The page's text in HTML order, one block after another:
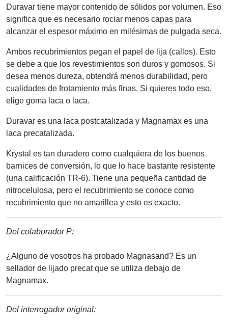
Duravar tiene mayor contenido de sólidos por volumen. Eso
significa que es necesario rociar menos capas para
alcanzar el espesor máximo en milésimas de pulgada seca.
Ambos recubrimientos pegan el papel de lija (callos). Esto
se debe a que los revestimientos son duros y gomosos. Si
desea menos dureza, obtendrá menos durabilidad, pero
cualidades de frotamiento más finas. Si quieres todo eso,
elige goma laca o laca.
Duravar es una laca postcatalizada y Magnamax es una
laca precatalizada.
Krystal es tan duradero como cualquiera de los buenos
barnices de conversión, lo que lo hace bastante resistente
(una calificación TR-6). Tiene una pequeña cantidad de
nitrocelulosa, pero el recubrimiento se conoce como
recubrimiento que no amarillea y esto es exacto.
Del colaborador P:
¿Alguno de vosotros ha probado Magnasand? Es un
sellador de lijado precat que se utiliza debajo de
Magnamax.
Del interrogador original: